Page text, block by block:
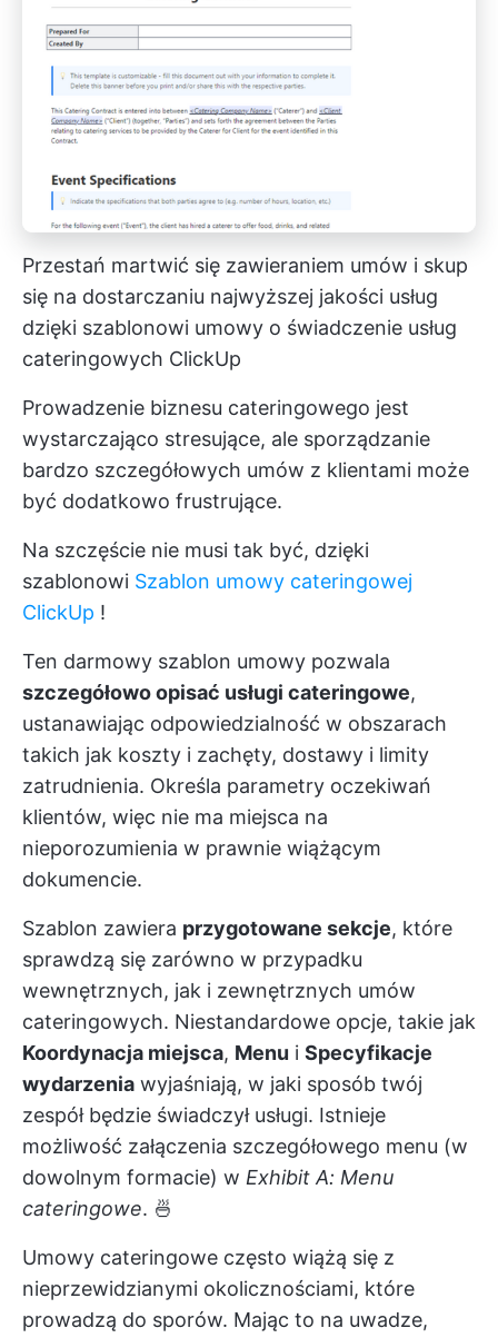
Przestań martwić się zawieraniem umów i skup
się na dostarczaniu najwyższej jakości usług
dzięki szablonowi umowy o świadczenie usług
cateringowych ClickUp
Prowadzenie biznesu cateringowego jest
wystarczająco stresujące, ale sporządzanie
bardzo szczegółowych umów z klientami może
być dodatkowo frustrujące.
Na szczęście nie musi tak być, dzięki
szablonowi Szablon umowy cateringowej
ClickUp !
Ten darmowy szablon umowy pozwala
szczegółowo opisać usługi cateringowe,
ustanawiając odpowiedzialność w obszarach
takich jak koszty i zachęty, dostawy i limity
zatrudnienia. Określa parametry oczekiwań
klientów, więc nie ma miejsca na
nieporozumienia w prawnie wiążącym
dokumencie.
Szablon zawiera przygotowane sekcje, które
sprawdzą się zarówno w przypadku
wewnętrznych, jak i zewnętrznych umów
cateringowych. Niestandardowe opcje, takie jak
Koordynacja miejsca, Menu i Specyfikacje
wydarzenia wyjaśniają, w jaki sposób twój
zespół będzie świadczył usługi. Istnieje
możliwość załączenia szczegółowego menu (w
dowolnym formacie) w Exhibit A: Menu
cateringowe. 🍜
Umowy cateringowe często wiążą się z
nieprzewidzianymi okolicznościami, które
prowadzą do sporów. Mając to na uwadze,